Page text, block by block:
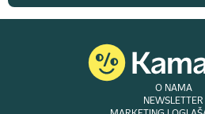
O NAMA
NEWSLETTER